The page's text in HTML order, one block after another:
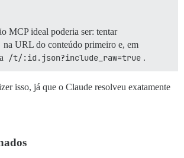
MCP ideal poderia ser: tentar
na URL do conteúdo primeiro e, em
/t/:id.json?include_raw=true .
isso, já que o Claude resolveu exatamente